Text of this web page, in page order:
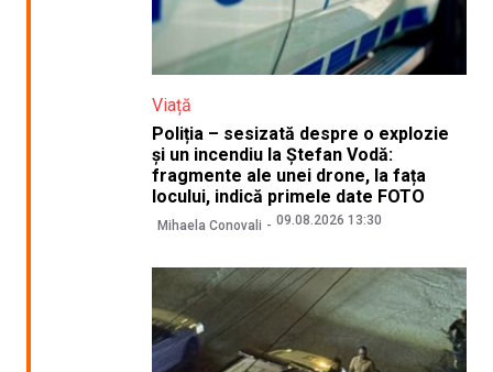
Viață
Poliția – sesizată despre o explozie
și un incendiu la Ștefan Vodă:
fragmente ale unei drone, la fața
locului, indică primele date FOTO
Mihaela Conovali 09.08.2026 13:30